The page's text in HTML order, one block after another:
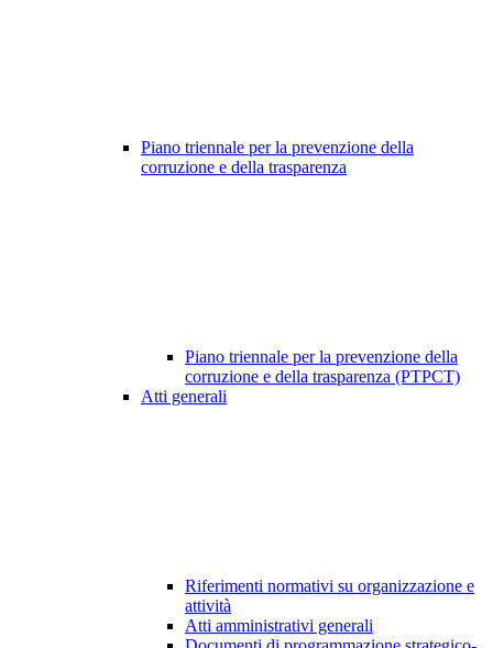
Piano triennale per la prevenzione della
corruzione e della trasparenza
Piano triennale per la prevenzione della
corruzione e della trasparenza (PTPCT)
Atti generali
Riferimenti normativi su organizzazione e
attività
Atti amministrativi generali